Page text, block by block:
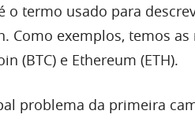
o termo usado para
Como exemplos, temos
(BTC) e Ethereum (ETH).
problema da primeira